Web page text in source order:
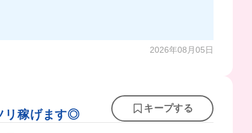
2026年08月05日
リ稼げます◎ キープする